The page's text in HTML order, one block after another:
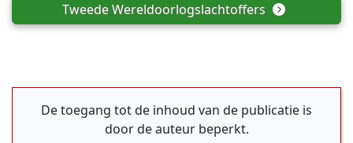
Tweede Wereldoorlogslachtoffers
De toegang tot de inhoud van de publicatie is
door de auteur beperkt.